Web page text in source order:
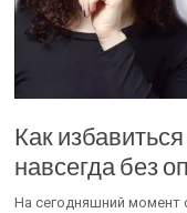
Как
навсегда без
На сегодняшний момент